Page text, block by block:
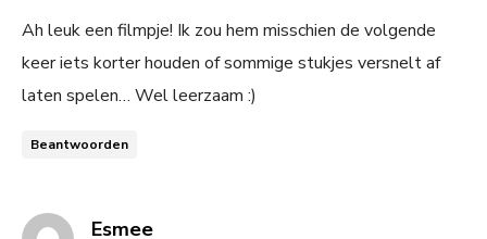
Ah leuk een filmpje! Ik zou hem misschien de volgende
keer iets korter houden of sommige stukjes versnelt af
laten spelen… Wel leerzaam :)
Beantwoorden
Esmeesays: